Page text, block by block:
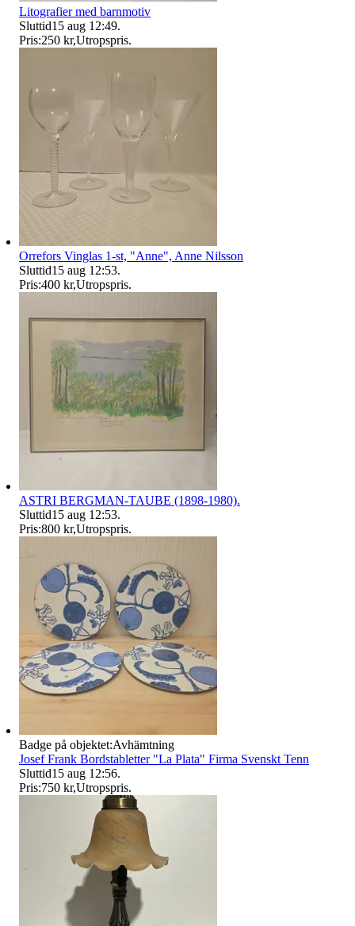
Litografier med barnmotiv
Sluttid15 aug 12:49.
Pris:250 kr,Utropspris.
Orrefors Vinglas 1-st, "Anne", Anne Nilsson
Sluttid15 aug 12:53.
Pris:400 kr,Utropspris.
ASTRI BERGMAN-TAUBE (1898-1980).
Sluttid15 aug 12:53.
Pris:800 kr,Utropspris.
Badge på objektet:Avhämtning
Josef Frank Bordstabletter "La Plata" Firma Svenskt Tenn
Sluttid15 aug 12:56.
Pris:750 kr,Utropspris.